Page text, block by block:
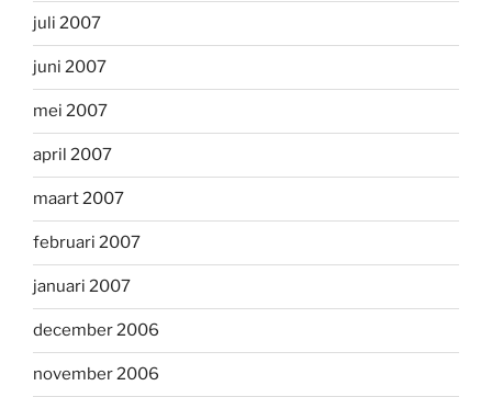
juli 2007
juni 2007
mei 2007
april 2007
maart 2007
februari 2007
januari 2007
december 2006
november 2006